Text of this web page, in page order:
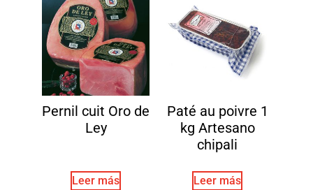
Pernil cuit Oro de
Ley
Leer más
Paté au poivre 1
kg Artesano
chipali
Leer más